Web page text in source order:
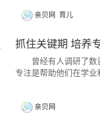
亲贝网 育儿
抓住关键期 培养
曾经有人调研了数百
专注是帮助他们在学
亲贝网